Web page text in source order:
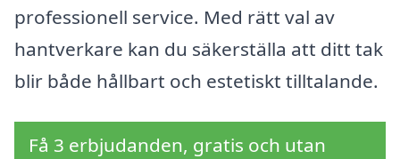
professionell service. Med rätt val av
hantverkare kan du säkerställa att ditt tak
blir både hållbart och estetiskt tilltalande.
Få 3 erbjudanden, gratis och utan